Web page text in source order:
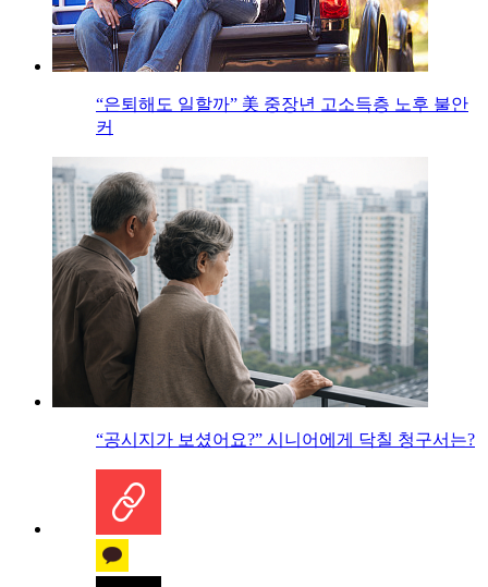
“은퇴해도 일할까” 美 중장년 고소득층 노후 불안
커
“공시지가 보셨어요?” 시니어에게 닥칠 청구서는?